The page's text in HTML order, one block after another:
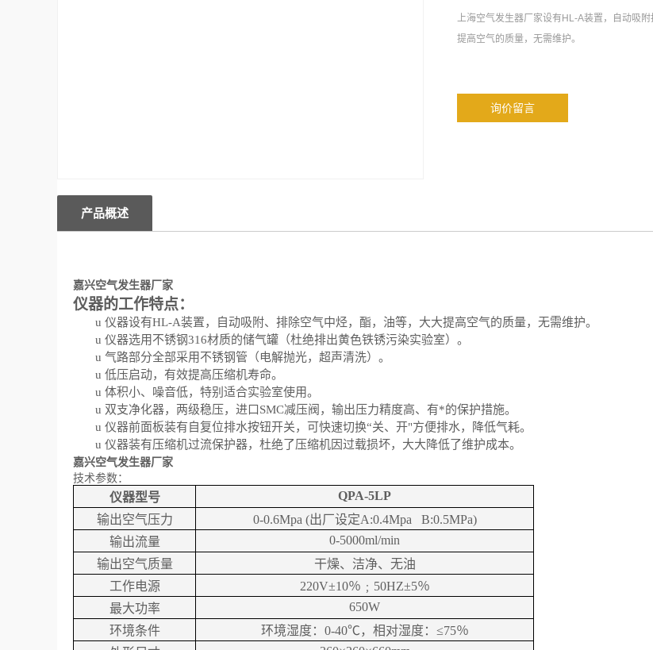
上海空气发生器厂家设有HL-A装置，自动吸
提高空气的质量，无需维护。
询价留言
产品概述
嘉兴空气发生器厂家
仪器的工作特点：
u 仪器设有HL-A装置，自动吸附、 排除空气中烃，酯，油等，大大提高空气的质量，无需维护。
u 仪器选用不锈钢316材质的储气罐（杜绝排出黄色铁锈污染实验室）。
u 气路部分全部采用不锈钢管（电解抛光，超声清洗）。
u 低压启动，有效提高压缩机寿命。
u 体积小、
噪音低，特别适合实验室使用。
u 双支净化器， 两级稳压，进口 SMC减压阀， 输出压力精度高、有*的保护措施。
u 仪器前面板装有自复位排水按钮开关，可快速切换“关、开"方便排水，降低气耗。
u 仪器装有压缩机过流保护器，杜绝了压缩机因过载损坏，大大降低了维护成本。
嘉兴空气发生器厂家
技术参数：
仪器型号
QPA-5LP
输出空气压力
0-0.6Mpa (出厂设定A:0.4Mpa B:0.5MPa)
输出流量
0-5000ml/min
输出空气质量
干燥、洁净、无油
工作电源
220V±10％﹔ 50HZ±5％
最大功率
650W
环境条件
环境湿度： 0-40℃，相对湿度：≤75％